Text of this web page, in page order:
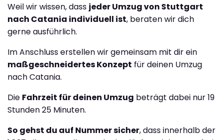
Weil wir wissen, dass jeder Umzug von Stuttgart
nach Catania individuell ist, beraten wir dich
gerne ausführlich.
Im Anschluss erstellen wir gemeinsam mit dir ein
maßgeschneidertes Konzept für deinen Umzug
nach Catania.
Die Fahrzeit für deinen Umzug beträgt dabei nur 19
Stunden 25 Minuten.
So gehst du auf Nummer sicher, dass innerhalb der